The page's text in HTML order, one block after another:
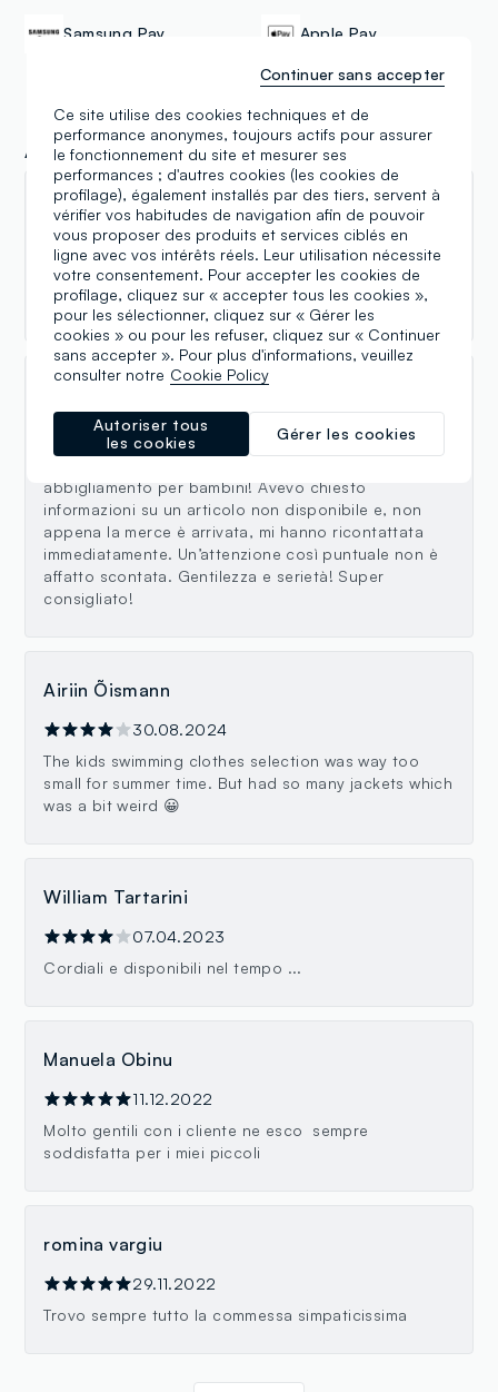
Samsung Pay Apple Pay
Avis
Rita Caria
01.06.2026
Vestiti per bimbe e bimbi molto carini. Vasto
assortimento. La signora molto gentile👏👏😘
03.12.2025
abbigliamento per bambini! Avevo chiesto
informazioni su un articolo non disponibile e, non
appena la merce è arrivata, mi hanno ricontattata
immediatamente. Un’attenzione così puntuale non è
affatto scontata. Gentilezza e serietà! Super
consigliato!
Airiin Õismann
30.08.2024
The kids swimming clothes selection was way too
small for summer time. But had so many jackets which
was a bit weird 😀
William Tartarini
07.04.2023
Cordiali e disponibili nel tempo ...
Manuela Obinu
11.12.2022
Molto gentili con i cliente ne esco sempre
soddisfatta per i miei piccoli
romina vargiu
29.11.2022
Trovo sempre tutto la commessa simpaticissima
Ce site utilise des cookies techniques et de
performance anonymes, toujours actifs pour assurer
le fonctionnement du site et mesurer ses
performances ; d'autres cookies (les cookies de
profilage), également installés par des tiers, servent à
vérifier vos habitudes de navigation afin de pouvoir
vous proposer des produits et services ciblés en
ligne avec vos intérêts réels. Leur utilisation nécessite
votre consentement. Pour accepter les cookies de
profilage, cliquez sur « accepter tous les cookies »,
pour les sélectionner, cliquez sur « Gérer les
cookies » ou pour les refuser, cliquez sur « Continuer
sans accepter ». Pour plus d'informations, veuillez
consulter notre Cookie Policy
Gérer les cookies
Autoriser tous
les cookies
Continuer sans accepter